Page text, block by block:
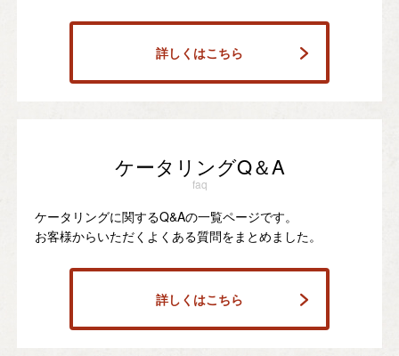
詳しくはこちら
ケータリングQ＆A
faq
ケータリングに関するQ&Aの一覧ページです。
お客様からいただくよくある質問をまとめました。
詳しくはこちら